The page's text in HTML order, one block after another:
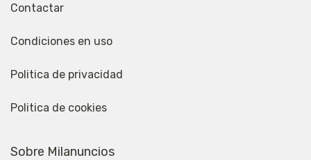
Contactar
Condiciones en uso
Politica de privacidad
Politica de cookies
Sobre Milanuncios